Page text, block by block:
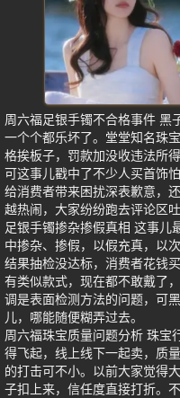
周六福足银手镯不合格事件 黑
一个个都乐坏了。堂堂知名珠
格挨板子，罚款加没收违法所
可这事儿戳中了不少人买首饰
给消费者带来困扰深表歉意，
越热闹，大家纷纷跑去评论区吐
足银手镯掺杂掺假真相 这事儿
中掺杂、掺假，以假充真，以
结果抽检没达标，消费者花钱
有类似款式，现在都不敢戴了
调是表面检测方法的问题，可
儿，哪能随便糊弄过去。
周六福珠宝质量问题分析 珠宝
得飞起，线上线下一起卖，质
的打击可不小。以前大家觉得
子扣上来，信任度直接打折。